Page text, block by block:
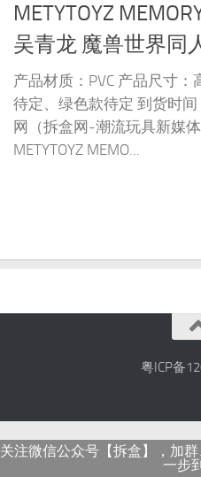
METYTOYZ
吴青龙 魔兽世界同
产品材质：PVC 产品尺寸
待定、绿色款待定 到货时
网（拆盒网-潮流玩具新媒
METYTOYZ MEMO...
粤ICP备
关注微信公众号【拆盒】，加
一步